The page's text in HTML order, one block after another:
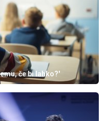
če bi lahko?'